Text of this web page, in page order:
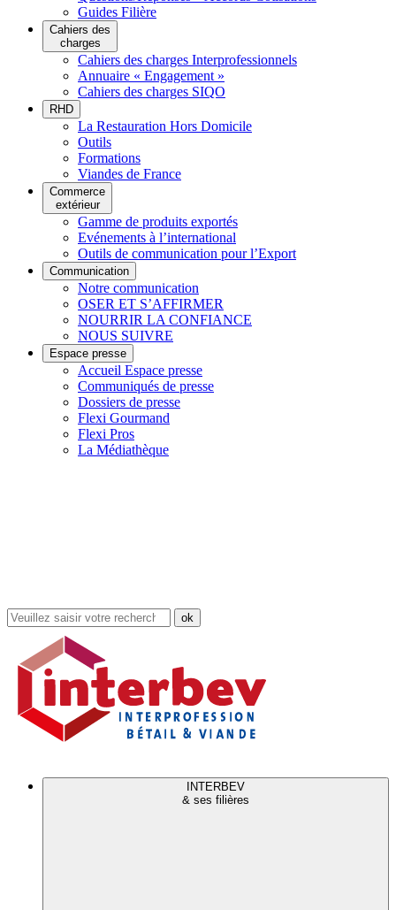
Guides Filière
Cahiers des
charges
Cahiers des charges Interprofessionnels
Annuaire « Engagement »
Cahiers des charges SIQO
RHD
La Restauration Hors Domicile
Outils
Formations
Viandes de France
Commerce
extérieur
Gamme de produits exportés
Evénements à l’international
Outils de communication pour l’Export
Communication
Notre communication
OSER ET S’AFFIRMER
NOURRIR LA CONFIANCE
NOUS SUIVRE
Espace presse
Accueil Espace presse
Communiqués de presse
Dossiers de presse
Flexi Gourmand
Flexi Pros
La Médiathèque
Rechercher
dans
site
INTERBEV
& ses filières